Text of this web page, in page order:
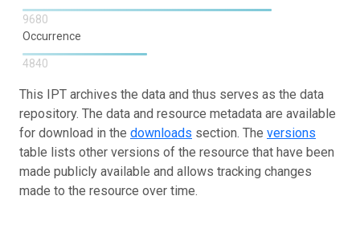
9680
Occurrence
4840
This IPT archives the data and thus serves as the data
repository. The data and resource metadata are available
for download in the downloads section. The versions
table lists other versions of the resource that have been
made publicly available and allows tracking changes
made to the resource over time.